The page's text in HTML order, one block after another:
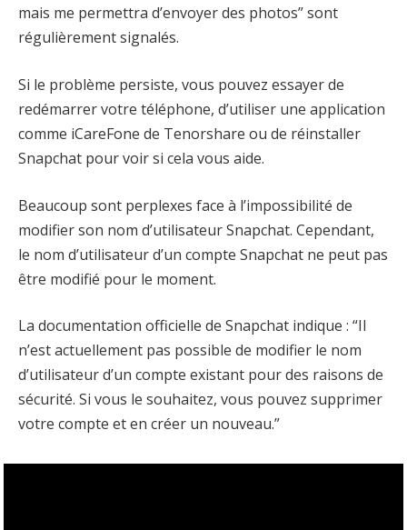
mais me permettra d’envoyer des photos” sont
régulièrement signalés.
Si le problème persiste, vous pouvez essayer de
redémarrer votre téléphone, d’utiliser une application
comme iCareFone de Tenorshare ou de réinstaller
Snapchat pour voir si cela vous aide.
Beaucoup sont perplexes face à l’impossibilité de
modifier son nom d’utilisateur Snapchat. Cependant,
le nom d’utilisateur d’un compte Snapchat ne peut pas
être modifié pour le moment.
La documentation officielle de Snapchat indique : “Il
n’est actuellement pas possible de modifier le nom
d’utilisateur d’un compte existant pour des raisons de
sécurité. Si vous le souhaitez, vous pouvez supprimer
votre compte et en créer un nouveau.”